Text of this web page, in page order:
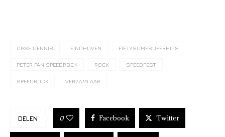
DIKKE DENNIS EINDHOVEN FIFTYSOMESUPERHITS
PETER PAN SPEEDROCK ROCK SPEEDFEST
SPEEDROCK VERZAMLAAR
DELEN 0 Facebook Twitter